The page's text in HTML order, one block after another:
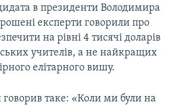
в президенти Володимира
експерти говорили про
на рівні 4 тисячі доларів
учителів, а не найкращих
елітарного вишу.
таке: «Коли ми були на